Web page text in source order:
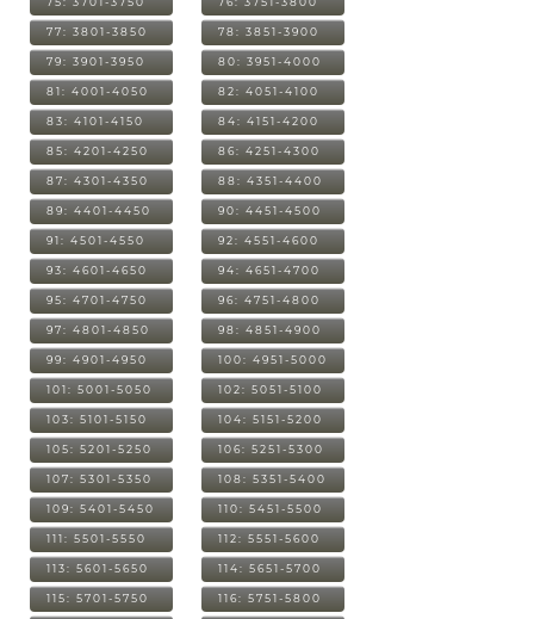
77: 3801-3850 78: 3851-3900
79: 3901-3950 80: 3951-4000
81: 4001-4050 82: 4051-4100
83: 4101-4150 84: 4151-4200
85: 4201-4250 86: 4251-4300
87: 4301-4350 88: 4351-4400
89: 4401-4450 90: 4451-4500
91: 4501-4550 92: 4551-4600
93: 4601-4650 94: 4651-4700
95: 4701-4750 96: 4751-4800
97: 4801-4850 98: 4851-4900
99: 4901-4950 100: 4951-5000
101: 5001-5050 102: 5051-5100
103: 5101-5150 104: 5151-5200
105: 5201-5250 106: 5251-5300
107: 5301-5350 108: 5351-5400
109: 5401-5450 110: 5451-5500
111: 5501-5550 112: 5551-5600
113: 5601-5650 114: 5651-5700
115: 5701-5750 116: 5751-5800